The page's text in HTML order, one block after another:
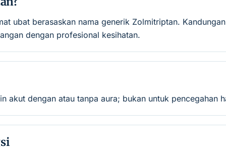
ubat berasaskan nama generik Zolmitriptan.
dengan profesional kesihatan.
akut dengan atau tanpa aura; bukan untuk pencegahan